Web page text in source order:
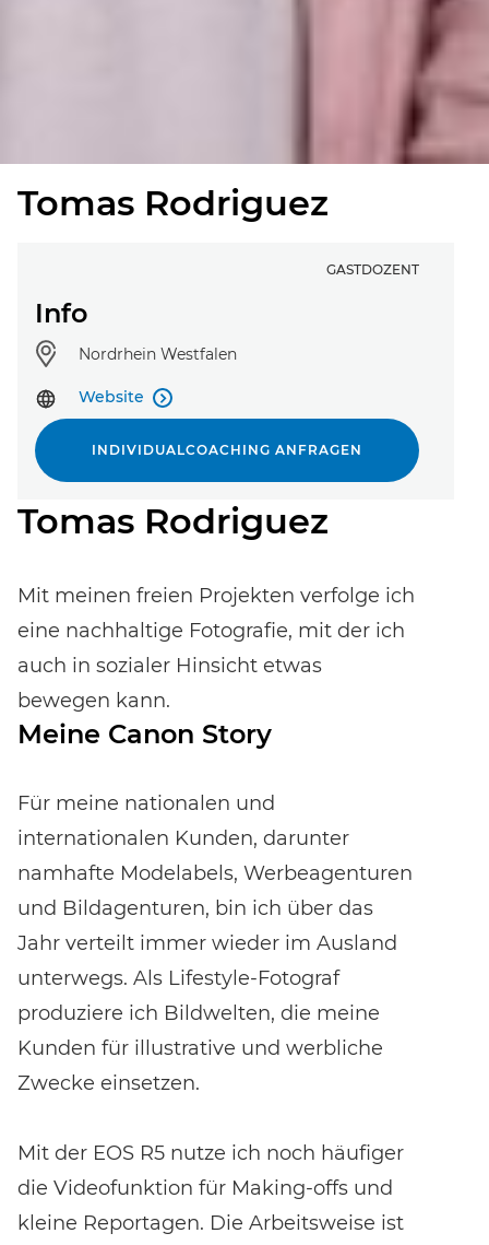
Event-Code hier eingeben
EVENT FINDEN
entscheiden und Zugang zu exklusiven Inhalten und
Bewertungen erhalten.
Tomas Rodriguez
Mit meinen freien Projekten verfolge ich
eine nachhaltige Fotografie, mit der ich
auch in sozialer Hinsicht etwas
bewegen kann.
Meine Canon Story
Für meine nationalen und
internationalen Kunden, darunter
namhafte Modelabels, Werbeagenturen
und Bildagenturen, bin ich über das
Jahr verteilt immer wieder im Ausland
unterwegs. Als Lifestyle-Fotograf
produziere ich Bildwelten, die meine
Kunden für illustrative und werbliche
Zwecke einsetzen.
Mit der EOS R5 nutze ich noch häufiger
die Videofunktion für Making-offs und
kleine Reportagen. Die Arbeitsweise ist
Tomas Rodriguez
GASTDOZENT
Info
Standort:
Nordrhein Westfalen
Website 
INDIVIDUALCOACHING ANFRAGEN